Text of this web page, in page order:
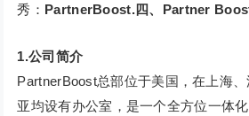
秀： PartnerBoost.四、Partner
1.公司简介
PartnerBoost总部位于美国，在上海
亚均设有办公室，是一个全方位一体